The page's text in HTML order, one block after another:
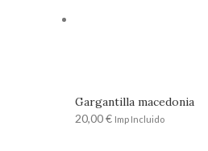
Gargantilla macedonia
20,00€ Imp Incluido